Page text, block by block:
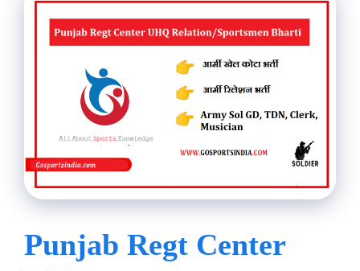
Punjab Regt Center